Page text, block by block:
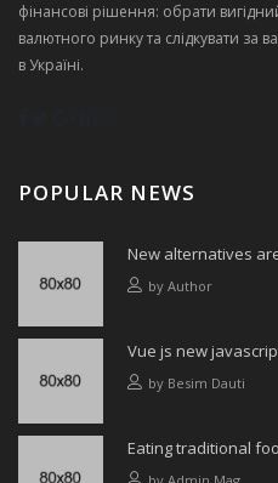
фінансові рішення: обрати
валютного ринку та слідкувати
в Україні.
POPULAR NEWS
New alternatives
by Author
Vue js new
by Besim Dauti
Eating traditional